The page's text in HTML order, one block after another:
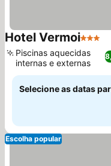
Hotel Vermoi3
Piscinas aquecidas
internas e externas
Selecione as datas
Escolha popular